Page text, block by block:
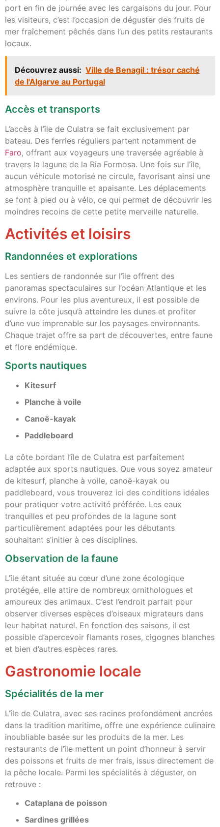
port en fin de journée avec les cargaisons du jour. Pour
les visiteurs, c’est l’occasion de déguster des fruits de
mer fraîchement pêchés dans l’un des petits restaurants
locaux.
Découvrez aussi: Ville de Benagil : trésor caché
de l'Algarve au Portugal
Accès et transports
L’accès à l’île de Culatra se fait exclusivement par
bateau. Des ferries réguliers partent notamment de
Faro, offrant aux voyageurs une traversée agréable à
travers la lagune de la Ria Formosa. Une fois sur l’île,
aucun véhicule motorisé ne circule, favorisant ainsi une
atmosphère tranquille et apaisante. Les déplacements
se font à pied ou à vélo, ce qui permet de découvrir les
moindres recoins de cette petite merveille naturelle.
Activités et loisirs
Randonnées et explorations
Les sentiers de randonnée sur l’île offrent des
panoramas spectaculaires sur l’océan Atlantique et les
environs. Pour les plus aventureux, il est possible de
suivre la côte jusqu’à atteindre les dunes et profiter
d’une vue imprenable sur les paysages environnants.
Chaque trajet offre sa part de découvertes, entre faune
et flore endémique.
Sports nautiques
Kitesurf
Planche à voile
Canoë-kayak
Paddleboard
La côte bordant l’île de Culatra est parfaitement
adaptée aux sports nautiques. Que vous soyez amateur
de kitesurf, planche à voile, canoë-kayak ou
paddleboard, vous trouverez ici des conditions idéales
pour pratiquer votre activité préférée. Les eaux
tranquilles et peu profondes de la lagune sont
particulièrement adaptées pour les débutants
souhaitant s’initier à ces disciplines.
Observation de la faune
L’île étant située au cœur d’une zone écologique
protégée, elle attire de nombreux ornithologues et
amoureux des animaux. C’est l’endroit parfait pour
observer diverses espèces d’oiseaux migrateurs dans
leur habitat naturel. En fonction des saisons, il est
possible d’apercevoir flamants roses, cigognes blanches
et bien d’autres espèces rares.
Gastronomie locale
Spécialités de la mer
L’île de Culatra, avec ses racines profondément ancrées
dans la tradition maritime, offre une expérience culinaire
inoubliable basée sur les produits de la mer. Les
restaurants de l’île mettent un point d’honneur à servir
des poissons et fruits de mer frais, issus directement de
la pêche locale. Parmi les spécialités à déguster, on
retrouve :
Cataplana de poisson
Sardines grillées